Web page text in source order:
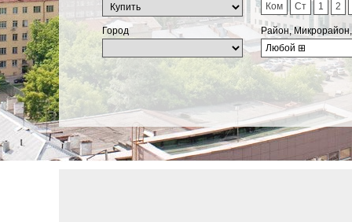
Ком
Ст 1 2
Город
Район,
Любой ⊞